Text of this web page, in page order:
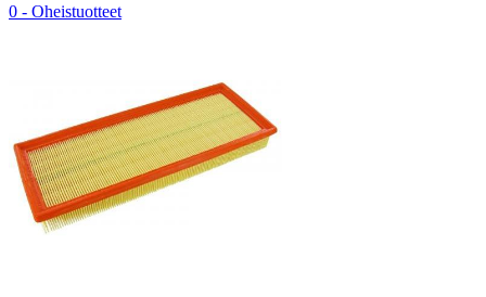
0 - Oheistuotteet